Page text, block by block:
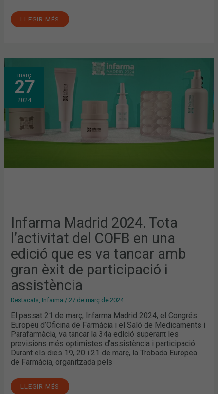
LLEGIR MÉS
març
27
2024
Infarma Madrid 2024. Tota
l’activitat del COFB en una
edició que es va tancar amb
gran èxit de participació i
assistència
Destacats Infarma /27 de març de 2024
El passat 21 de març, Infarma Madrid 2024, el Congrés
Europeu d’Oficina de Farmàcia i el Saló de Medicaments i
Parafarmàcia, va tancar la 34a edició superant les
previsions més optimistes d’assistència i participació.
Durant els dies 19, 20 i 21 de març, la Trobada Europea
de Farmàcia, organitzada pels
INFARMA
MADRID
2024.
TOTA
L’ACTIVITAT
DEL
COFB
UNA
EDICIÓ
ES
ÈXIT
LLEGIR MÉS